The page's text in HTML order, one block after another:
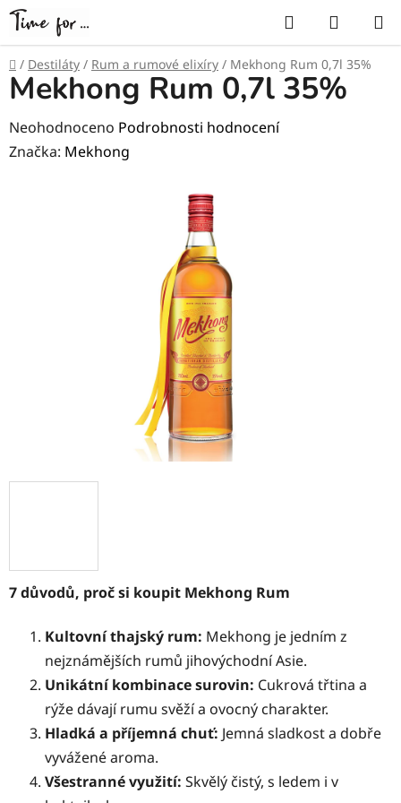
Přejít
obsah
Hledat
KOŠÍK
Domů
/ Destiláty / Rum a rumové elixíry / Mekhong Rum 0,7l 35%
7 důvodů, proč si koupit Mekhong Rum
Kultovní thajský rum: Mekhong je jedním z
nejznámějších rumů jihovýchodní Asie.
Unikátní kombinace surovin: Cukrová třtina a
rýže dávají rumu svěží a ovocný charakter.
Hladká a příjemná chuť: Jemná sladkost a dobře
vyvážené aroma.
Všestranné využití: Skvělý čistý, s ledem i v
Mekhong Rum 0,7l 35%
Průměrné
hodnocení
Neohodnoceno Podrobnosti hodnocení
Značka: Mekhong